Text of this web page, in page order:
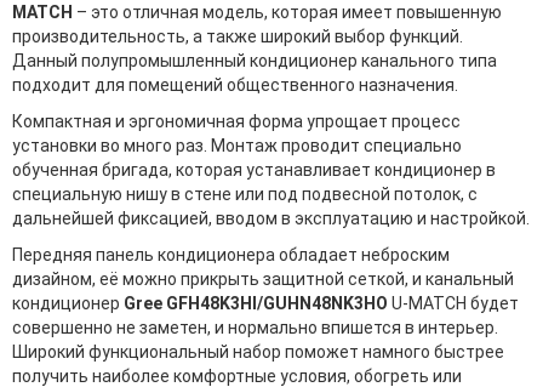
MATCH – это отличная модель, которая имеет повышенную
производительность, а также широкий выбор функций.
Данный полупромышленный кондиционер канального типа
подходит для помещений общественного назначения.
Компактная и эргономичная форма упрощает процесс
установки во много раз. Монтаж проводит специально
обученная бригада, которая устанавливает кондиционер в
специальную нишу в стене или под подвесной потолок, с
дальнейшей фиксацией, вводом в эксплуатацию и настройкой.
Передняя панель кондиционера обладает неброским
дизайном, её можно прикрыть защитной сеткой, и канальный
кондиционер Gree GFH48K3HI/GUHN48NK3HO U-MATCH будет
совершенно не заметен, и нормально впишется в интерьер.
Широкий функциональный набор поможет намного быстрее
получить наиболее комфортные условия, обогреть или